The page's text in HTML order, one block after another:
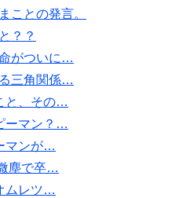
ことの発言。
？？
がついに…
三角関係…
と、その…
ーマン？…
マンが…
塵で卒…
ムレツ…